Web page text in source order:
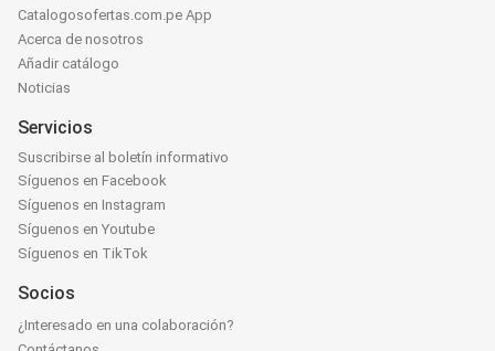
Catalogosofertas.com.pe App
Acerca de nosotros
Añadir catálogo
Noticias
Servicios
Suscribirse al boletín informativo
Síguenos en Facebook
Síguenos en Instagram
Síguenos en Youtube
Síguenos en TikTok
Socios
¿Interesado en una colaboración?